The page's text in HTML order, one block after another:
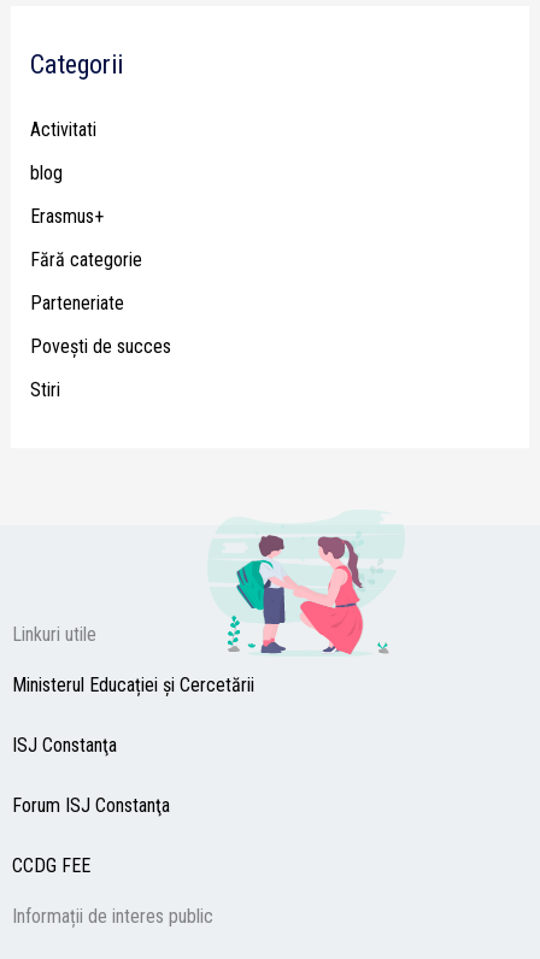
Categorii
Activitati
blog
Erasmus+
Fără categorie
Parteneriate
Poveşti de succes
Stiri
Linkuri utile
Ministerul Educației și Cercetării
ISJ Constanţa
Forum ISJ Constanţa
CCDG FEE
Informații de interes public